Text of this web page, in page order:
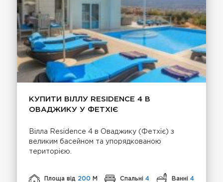
КУПИТИ ВІЛЛУ RESIDENCE 4 В
ОВАДЖИКУ У ФЕТХІЄ
Вілла Residence 4 в Оваджику (Фетхіє) з
великим басейном та упорядкованою
територією.
Площа від 200 М Спальні 4 Ванні 4